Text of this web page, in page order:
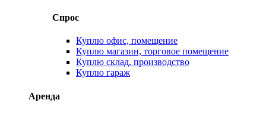
Спрос
Куплю офис, помещение
Куплю магазин, торговое помещение
Куплю склад, производство
Куплю гараж
Аренда